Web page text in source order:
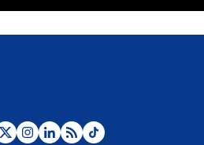
Posesión de Abelardo De La Espriella